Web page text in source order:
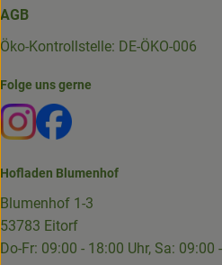
AGB
Öko-Kontrollstelle: DE-ÖKO-006
Folge uns gerne
Externer Link zu https://
Externer Link zu
Hofladen Blumenhof
Blumenhof 1-3
53783 Eitorf
Do-Fr: 09:00 - 18:00 Uhr, Sa: 09:00